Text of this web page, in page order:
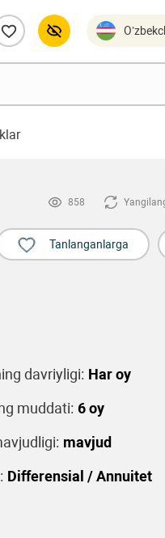
858
Tanlanganlarga
davriyligi: Har oy
muddati: 6 oy
mavjud
Differensial / Annuitet